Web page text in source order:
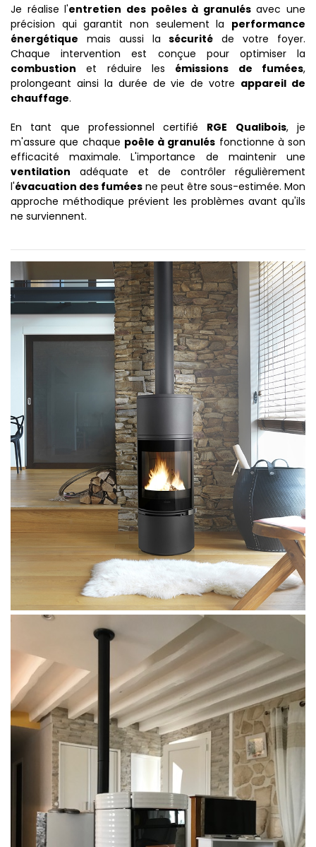
Je réalise l'entretien des poêles à granulésavec une
précision qui garantit non seulement la performance
énergétique mais aussi lasécurité de votre foyer.
Chaque intervention est conçue pour optimiser la
combustion et réduire les émissions de fumées,
prolongeant ainsi la durée de vie de votre appareil de
chauffage.
En tant que professionnel certifié RGE Qualibois, je
m'assure que chaque poêle à granulés fonctionne à son
efficacité maximale. L'importance de maintenir une
ventilation adéquate et de contrôler régulièrement
l'évacuation des fumées ne peut être sous-estimée. Mon
approche méthodique prévient les problèmes avant qu'ils
ne surviennent.